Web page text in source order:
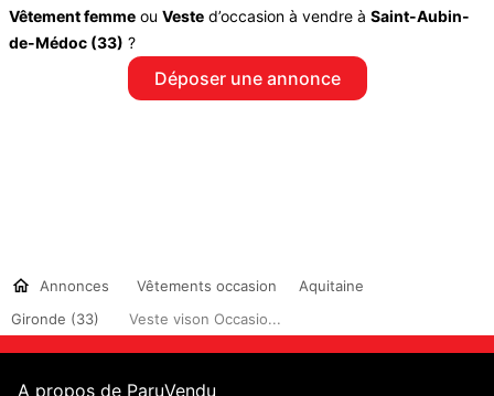
Vêtement femme ou Veste d’occasion à vendre à Saint-Aubin-
de-Médoc (33) ?
Déposer une annonce
Annonces Vêtements occasion
Aquitaine
Gironde (33)
Veste vison Occasio...
A propos de ParuVendu